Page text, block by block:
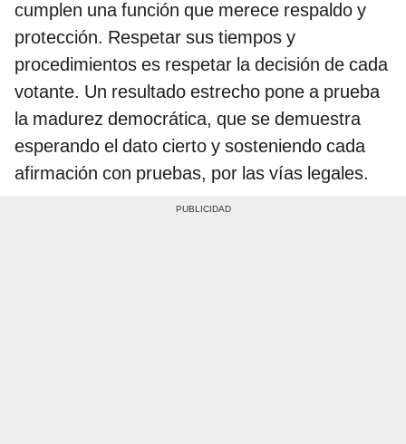
cumplen una función que merece respaldo y
protección. Respetar sus tiempos y
procedimientos es respetar la decisión de cada
votante. Un resultado estrecho pone a prueba
la madurez democrática, que se demuestra
esperando el dato cierto y sosteniendo cada
afirmación con pruebas, por las vías legales.